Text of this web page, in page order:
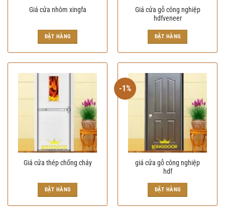
Giá cửa nhôm xingfa
gốc
là:
2.800.000₫.
hiện
tại
là:
2.600.000₫.
ĐẶT HÀNG
Giá cửa gỗ công nghiệp
hdfveneer
gốc
là:
2.340.000₫.
hiện
tại
là:
2.280.000₫.
ĐẶT HÀNG
Giá cửa thép chống cháy
ĐẶT HÀNG
-1%
giá cửa gỗ công nghiệp
hdf
gốc
là:
1.770.000₫.
hiện
tại
là:
1.750.000₫.
ĐẶT HÀNG